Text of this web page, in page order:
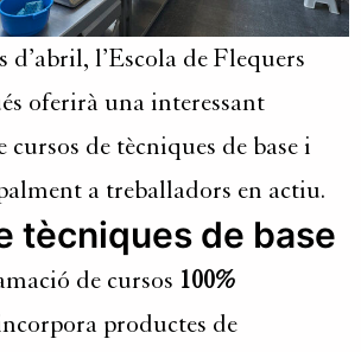
l’Escola de Flequers
oferirà una interessant
de tècniques de base i
a treballadors en actiu.
tècniques de base
de cursos 100%
productes de